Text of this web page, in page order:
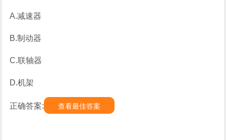
A.减速器
B.制动器
C.联轴器
D.机架
正确答案: 查看最佳答案